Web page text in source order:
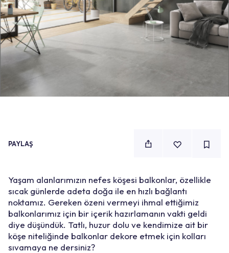
PAYLAŞ
Yaşam alanlarımızın nefes köşesi balkonlar, özellikle
sıcak günlerde adeta doğa ile en hızlı bağlantı
noktamız. Gereken özeni vermeyi ihmal ettiğimiz
balkonlarımız için bir içerik hazırlamanın vakti geldi
diye düşündük. Tatlı, huzur dolu ve kendimize ait bir
köşe niteliğinde balkonlar dekore etmek için kolları
sıvamaya ne dersiniz?